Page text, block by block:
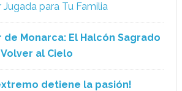
para Tu Familia
Monarca: El Halcón Sagrado
al Cielo
detiene la pasión!